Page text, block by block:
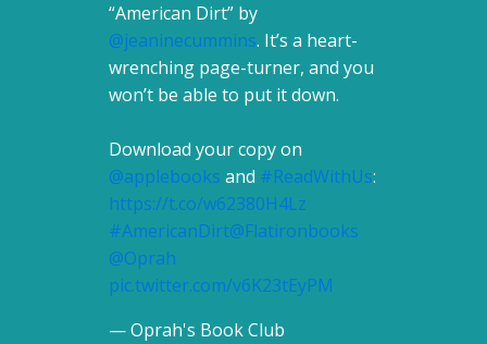
“American Dirt” by
@jeaninecummins. It’s a heart-
wrenching page-turner, and you
won’t be able to put it down.
Download your copy on
@applebooks and #ReadWithUs:
https://t.co/w62380H4Lz
#AmericanDirt@Flatironbooks
@Oprah
pic.twitter.com/v6K23tEyPM
— Oprah's Book Club